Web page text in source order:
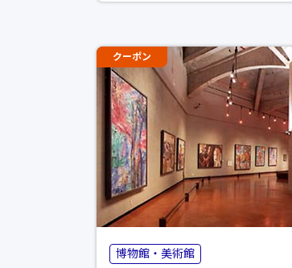
クーポン
博物館・美術館